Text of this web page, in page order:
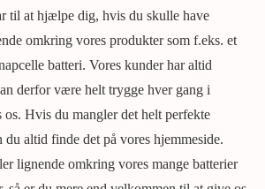
til at hjælpe dig, hvis du skulle have
omkring vores produkter som f.eks. et
batteri. Vores kunder har altid
derfor være helt trygge hver gang i
Hvis du mangler det helt perfekte
altid finde det på vores hjemmeside.
lignende omkring vores mange batterier